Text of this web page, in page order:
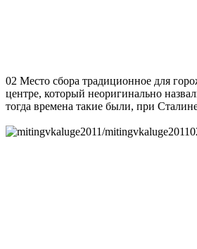
02 Место сбора традиционное для
центре, который неоригинально
тогда времена такие были, при